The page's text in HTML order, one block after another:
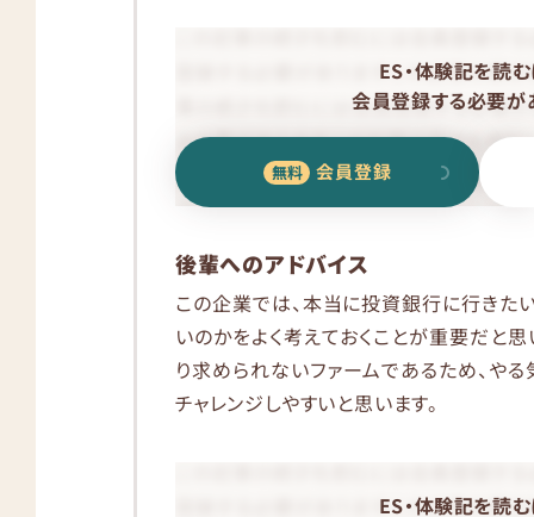
ES・体験記を読む
会員登録する必要が
会員登録
後輩へのアドバイス
この企業では、本当に投資銀行に行きた
いのかをよく考えておくことが重要だと
り求められないファームであるため、や
チャレンジしやすいと思います。
ES・体験記を読む